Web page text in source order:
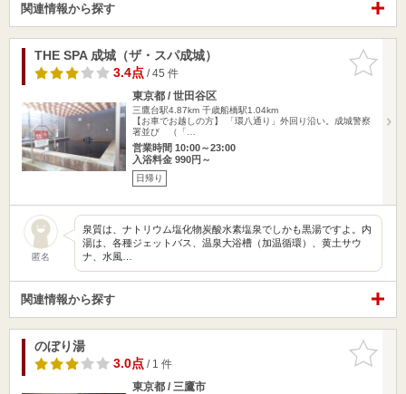
関連情報から探す
お気に入
りに追加
THE SPA 成城（ザ・スパ成城）
3.4点/ 45 件
東京都 / 世田谷区
三鷹台駅4.87km 千歳船橋駅1.04km
【お車でお越しの方】 「環八通り」外回り沿い。成城警察
署並び （「…
営業時間 10:00～23:00
入浴料金 990円～
日帰り
匿名
泉質は、ナトリウム塩化物炭酸水素塩泉でしかも黒湯ですよ。内
湯は、各種ジェットバス、温泉大浴槽（加温循環）、黄土サウ
ナ、水風…
関連情報から探す
お気に入
りに追加
のぼり湯
3.0点/ 1 件
東京都 / 三鷹市